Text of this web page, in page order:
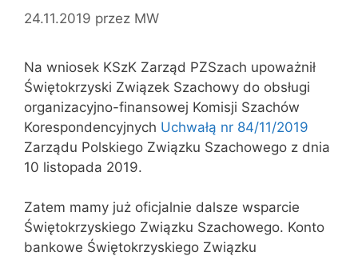
24.11.2019 przez MW
Na wniosek KSzK Zarząd PZSzach upoważnił
Świętokrzyski Związek Szachowy do obsługi
organizacyjno-finansowej Komisji Szachów
Korespondencyjnych Uchwałą nr 84/11/2019
Zarządu Polskiego Związku Szachowego z dnia
10 listopada 2019.
Zatem mamy już oficjalnie dalsze wsparcie
Świętokrzyskiego Związku Szachowego. Konto
bankowe Świętokrzyskiego Związku